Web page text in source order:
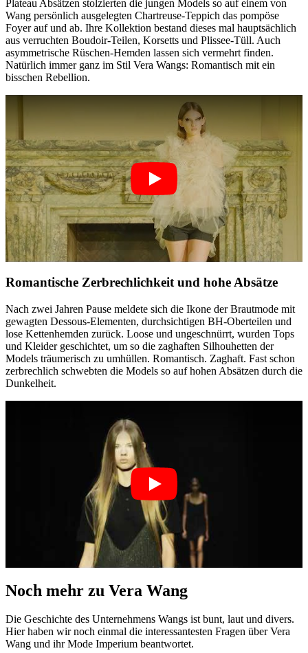
Plateau Absätzen stolzierten die jungen Models so auf einem von
Wang persönlich ausgelegten Chartreuse-Teppich das pompöse
Foyer auf und ab. Ihre Kollektion bestand dieses mal hauptsächlich
aus verruchten Boudoir-Teilen, Korsetts und Plissee-Tüll. Auch
asymmetrische Rüschen-Hemden lassen sich vermehrt finden.
Natürlich immer ganz im Stil Vera Wangs: Romantisch mit ein
bisschen Rebellion.
Romantische Zerbrechlichkeit und hohe Absätze
Nach zwei Jahren Pause meldete sich die Ikone der Brautmode mit
gewagten Dessous-Elementen, durchsichtigen BH-Oberteilen und
lose Kettenhemden zurück. Loose und ungeschnürrt, wurden Tops
und Kleider geschichtet, um so die zaghaften Silhouhetten der
Models träumerisch zu umhüllen. Romantisch. Zaghaft. Fast schon
zerbrechlich schwebten die Models so auf hohen Absätzen durch die
Dunkelheit.
Noch mehr zu Vera Wang
Die Geschichte des Unternehmens Wangs ist bunt, laut und divers.
Hier haben wir noch einmal die interessantesten Fragen über Vera
Wang und ihr Mode Imperium beantwortet.